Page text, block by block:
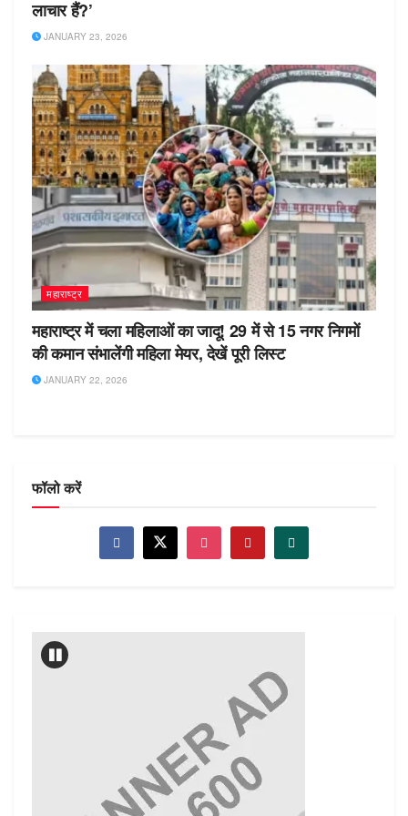
लाचार हैं?’
JANUARY 23, 2026
महाराष्ट्र
महाराष्ट्र में चला महिलाओं का जादू! 29 में से 15 नगर निगमों
की कमान संभालेंगी महिला मेयर, देखें पूरी लिस्ट
JANUARY 22, 2026
फॉलो करें